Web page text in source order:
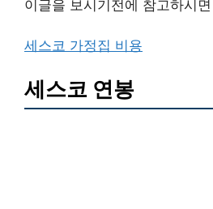
이글을 보시기전에 참고하시
세스코 가정집 비용
세스코 연봉